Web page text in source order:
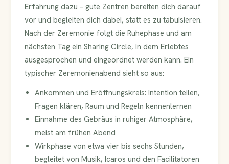
Erfahrung dazu – gute Zentren bereiten dich darauf
vor und begleiten dich dabei, statt es zu tabuisieren.
Nach der Zeremonie folgt die Ruhephase und am
nächsten Tag ein Sharing Circle, in dem Erlebtes
ausgesprochen und eingeordnet werden kann. Ein
typischer Zeremonienabend sieht so aus:
Ankommen und Eröffnungskreis: Intention teilen,
Fragen klären, Raum und Regeln kennenlernen
Einnahme des Gebräus in ruhiger Atmosphäre,
meist am frühen Abend
Wirkphase von etwa vier bis sechs Stunden,
begleitet von Musik, Icaros und den Facilitatoren